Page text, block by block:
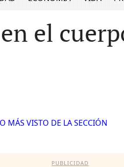
el
MÁS VISTO DE LA SECCIÓN
PUBLICIDAD